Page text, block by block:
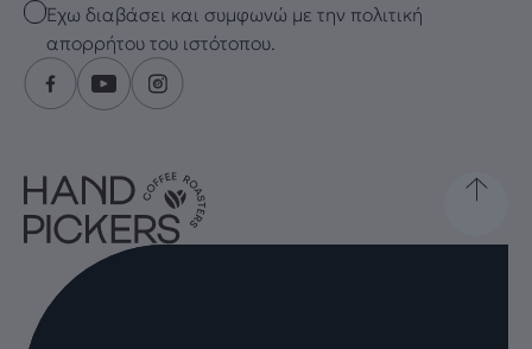
Checkbox
Έχω διαβάσει και συμφωνώ με την πολιτική
απορρήτου του ιστότοπου.